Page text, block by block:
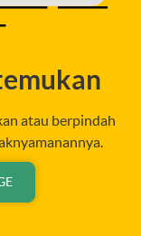
atau berpindah